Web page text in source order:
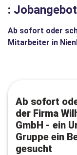
:
Ab sofort oder
Mitarbeiter in
Ab sofort
der Firma
GmbH - ein
Gruppe ein
gesucht